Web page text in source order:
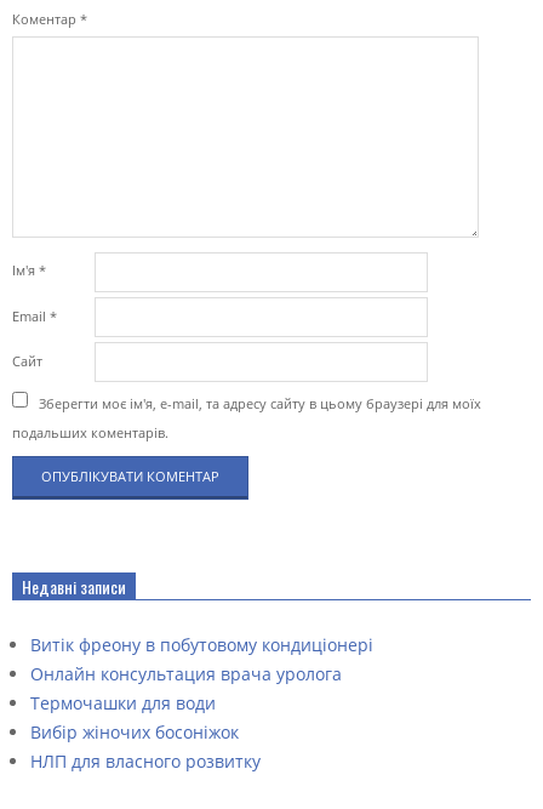
Коментар *
Ім'я *
Email *
Сайт
Зберегти моє ім'я, e-mail, та адресу сайту в цьому браузері для моїх
подальших коментарів.
Недавні записи
Витік фреону в побутовому кондиціонері
Онлайн консультация врача уролога
Термочашки для води
Вибір жіночих босоніжок
НЛП для власного розвитку